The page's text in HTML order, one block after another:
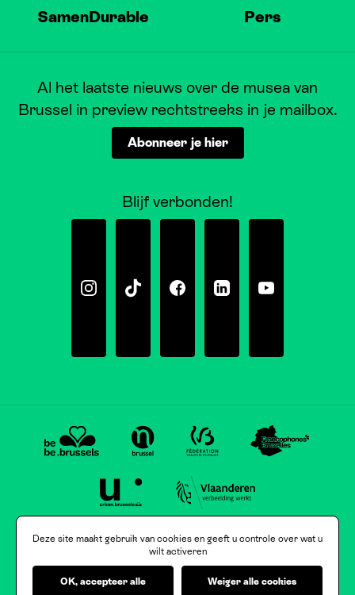
SamenDurable
Pers
Al het laatste nieuws over de musea van
Brussel in preview rechtstreeks in je mailbox.
Abonneer je hier
Blijf verbonden!
InstagramTiktok FacebookLinkedinYoutube
Deze site maakt gebruik van cookies en geeft u controle over wat u
wilt activeren
OK, accepteer alle Weiger alle cookies